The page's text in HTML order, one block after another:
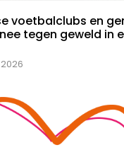
voetbalclubs en
tegen geweld in